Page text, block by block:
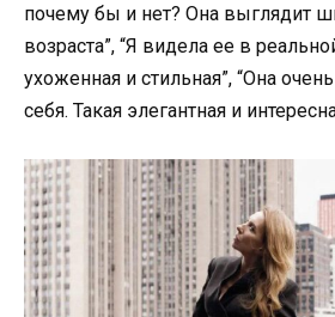
почему бы и нет? Она выглядит
возраста”, “Я видела ее в
ухоженная и стильная”, “Она
себя. Такая элегантная и